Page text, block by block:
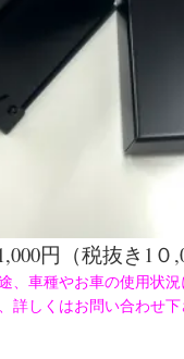
円（税抜き1０
、車種やお車の使用状
詳しくはお問い合わせ下